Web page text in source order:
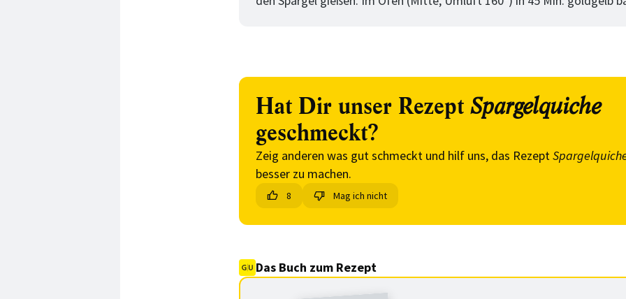
Hat Dir unser Rezept Spargelquiche
geschmeckt?
Zeig anderen was gut schmeckt und hilf uns, das Rezept
besser zu machen.
8 Mag ich nicht
Das Buch zum Rezept